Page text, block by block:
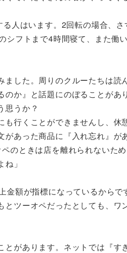
人はいます。2回転の場合、
フトまで4時間寝て、また働
した。周りのクルーたちは読
か』と話題にのぼることがあ
思うか？
行くことができませんし、休
あった商品に『入れ忘れ』が
のときは店を離れられないた
」
金額が指標になっているから
ツーオペだったとしても、ワ
とがあります。ネットでは『す